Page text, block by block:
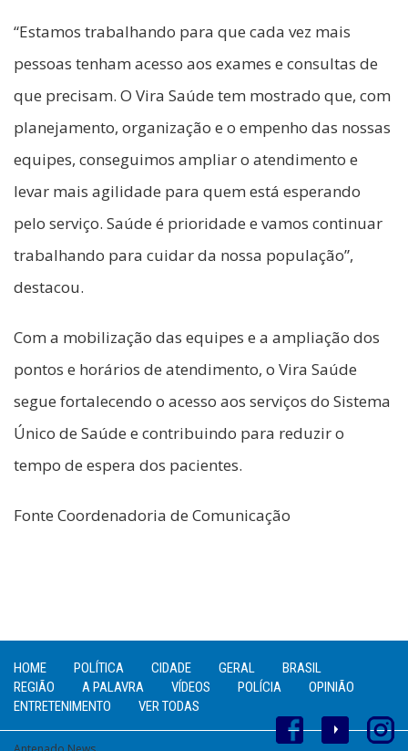
“Estamos trabalhando para que cada vez mais
pessoas tenham acesso aos exames e consultas de
que precisam. O Vira Saúde tem mostrado que, com
planejamento, organização e o empenho das nossas
equipes, conseguimos ampliar o atendimento e
levar mais agilidade para quem está esperando
pelo serviço. Saúde é prioridade e vamos continuar
trabalhando para cuidar da nossa população”,
destacou.
Com a mobilização das equipes e a ampliação dos
pontos e horários de atendimento, o Vira Saúde
segue fortalecendo o acesso aos serviços do Sistema
Único de Saúde e contribuindo para reduzir o
tempo de espera dos pacientes.
Fonte Coordenadoria de Comunicação
HOME POLÍTICA CIDADE GERAL
BRASIL
REGIÃO
A PALAVRA VÍDEOS POLÍCIA
OPINIÃO
ENTRETENIMENTO
VER TODAS